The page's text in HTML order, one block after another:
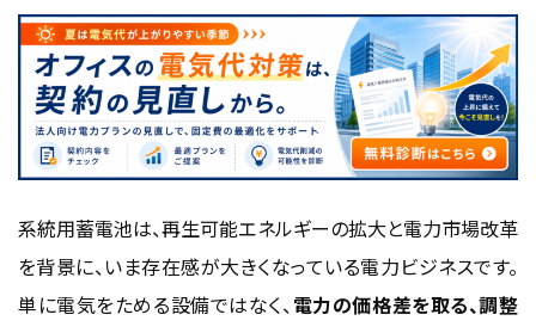
系統用蓄電池が必要とされる理由
再生可能エネルギーの拡大で需給調整力の重要性が高ま
っている
出力制御リスクの増加で蓄電池の必要性が高まっている
た
系統安定化に貢献しながら新たな電力ビジネスとして注
目されている
系統用蓄電池は、再生可能エネルギーの拡大と電力市場改革
を背景に、いま存在感が大きくなっている電力ビジネスです。
単に電気をためる設備ではなく、電力の価格差を取る、調整